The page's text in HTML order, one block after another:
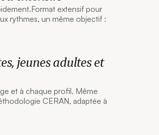
extensif pour
rythmes, un même objectif :
jeunes adultes et
et à chaque profil. Même
CERAN, adaptée à